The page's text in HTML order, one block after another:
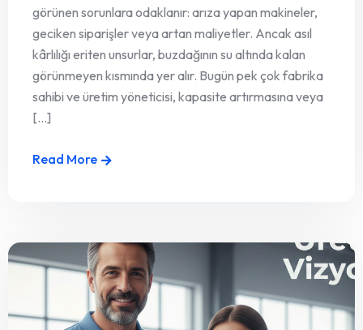
görünen sorunlara odaklanır: arıza yapan makineler,
geciken siparişler veya artan maliyetler. Ancak asıl
kârlılığı eriten unsurlar, buzdağının su altında kalan
görünmeyen kısmında yer alır. Bugün pek çok fabrika
sahibi ve üretim yöneticisi, kapasite artırmasına veya
[...]
Read More